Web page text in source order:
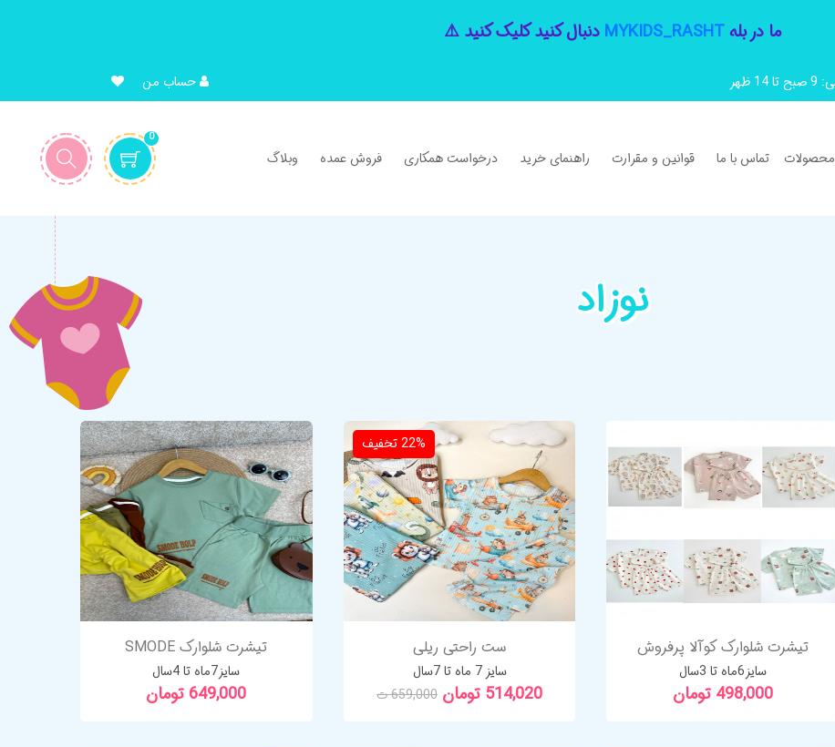
ما در بلهMYKIDS_RASHT دنبال کنید کلیک کنید ⚠️
حساب من
0
محصولات تماس با ما قوانین و مقرارت راهنمای خرید درخواست همکاری فروش عمده وبلاگ
نوزاد
تیشرت شلوارک کوآلا پرفروش
سایز6ماه تا 3سال
498,000 تومان
22%تخفیف
ست راحتی ریلی
سایز 7 ماه تا 7سال
514,020 تومان 659,000 ت
تیشرت شلوارک SMODE
سایز7ماه تا 4سال
649,000 تومان